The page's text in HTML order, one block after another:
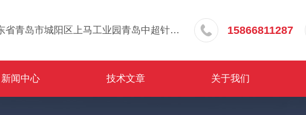
山东省青岛市城阳区上马工业园青岛中超针织有限公司院内东办公楼三层 15866811287
新闻中心 技术文章 关于我们